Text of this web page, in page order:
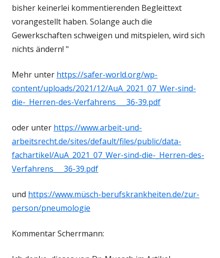
bisher keinerlei kommentierenden Begleittext
vorangestellt haben. Solange auch die
Gewerkschaften schweigen und mitspielen, wird sich
nichts ändern! "
Mehr unter https://safer-world.org/wp-
content/uploads/2021/12/AuA_2021_07_Wer-sind-
die-_Herren-des-Verfahrens___36-39.pdf
oder unter https://www.arbeit-und-
arbeitsrecht.de/sites/default/files/public/data-
fachartikel/AuA_2021_07_Wer-sind-die-_Herren-des-
Verfahrens___36-39.pdf
und https://www.müsch-berufskrankheiten.de/zur-
person/pneumologie
Kommentar Scherrmann: